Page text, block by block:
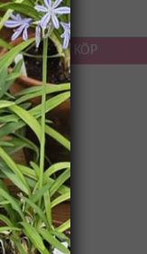
89 kr
KÖP